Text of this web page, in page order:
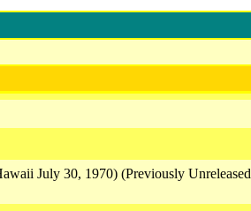
July 30, 1970) (Previously Unreleased